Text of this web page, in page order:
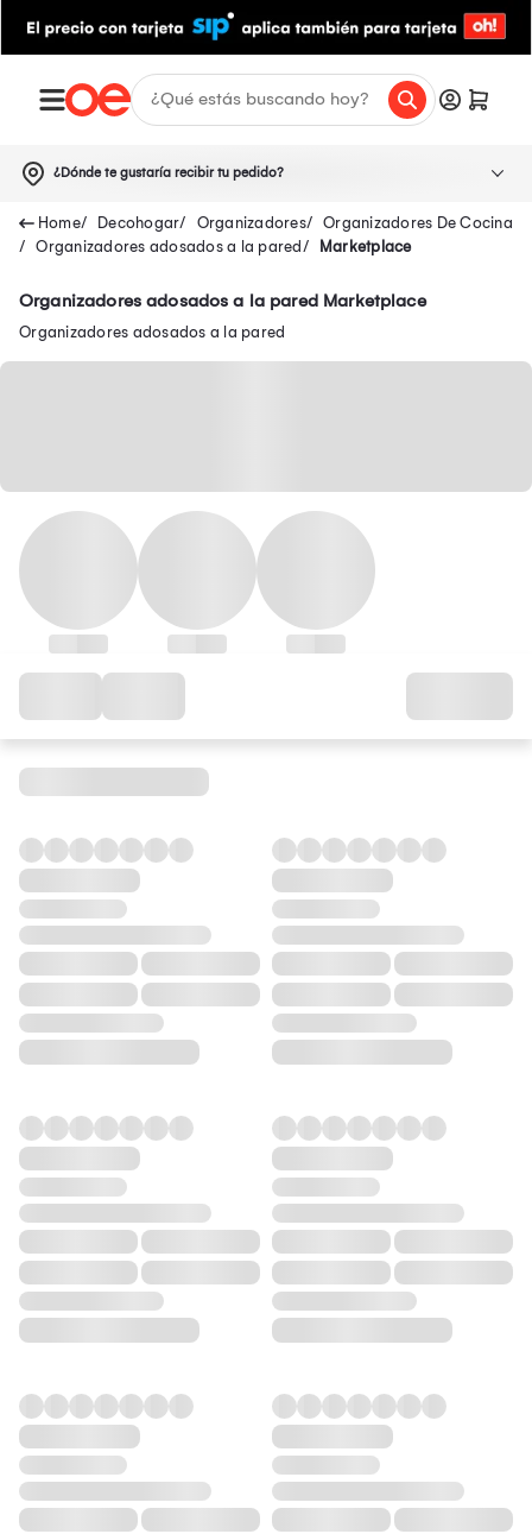
¿Dónde te gustaría recibir tu pedido?
Decohogar Organizadores
Organizadores De Cocina
Organizadores adosados a la pared
Marketplace
Organizadores adosados a la pared Marketplace
Organizadores adosados a la pared